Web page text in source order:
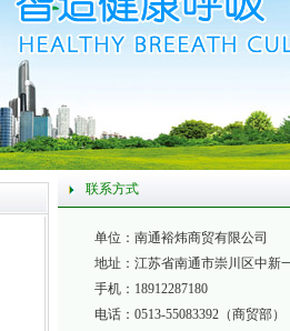
联系方式
单位：南通裕炜商贸有限公司
地址：江苏省南通市崇川区中新
手机：18912287180
电话：0513-55083392（商贸部）